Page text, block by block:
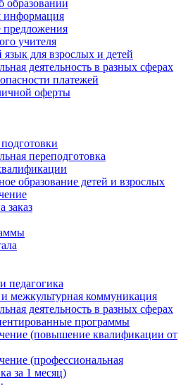
образовании
информация
учителя
для взрослых и детей
деятельность в разных сферах
платежей
оферты
переподготовка
образование детей и взрослых
заказ
педагогика
межкультурная коммуникация
деятельность в разных сферах
программы
(повышение квалификации от
(профессиональная
за 1 месяц)